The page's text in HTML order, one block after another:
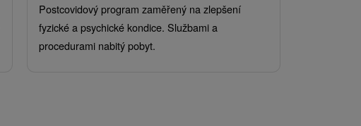
Postcovidový program zaměřený na zlepšení
fyzické a psychické kondice. Službami a
procedurami nabitý pobyt.